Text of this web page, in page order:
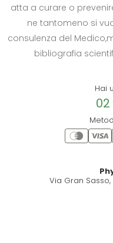
atta a curare o
ne tantomeno si
consulenza del
bibliografia
Hai
Via Gran Sasso,